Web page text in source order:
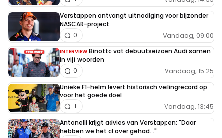
Verstappen ontvangt uitnodiging voor bijzonder
NASCAR-project
Vandaag, 09:00
0
INTERVIEW Binotto vat debuutseizoen Audi samen
in vijf woorden
Vandaag, 15:25
0
Unieke F1-helm levert historisch veilingrecord op
voor het goede doel
Vandaag, 13:45
1
Antonelli krijgt advies van Verstappen: "Daar
hebben we het al over gehad..."